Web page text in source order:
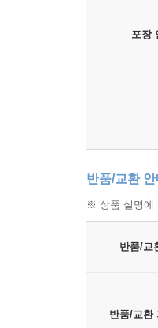
포장
반품/교환 안
※ 상품 설명에
반품/교
반품/교환